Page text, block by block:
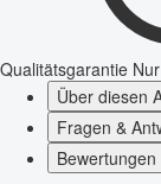
Qualitätsgarantie
Über diesen
Fragen &